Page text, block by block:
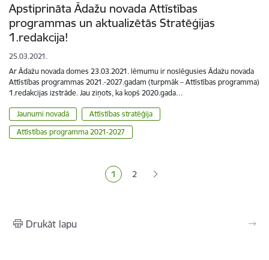
Apstiprināta Ādažu novada Attīstības
programmas un aktualizētās Stratēģijas
1.redakcija!
25.03.2021.
Ar Ādažu novada domes 23.03.2021. lēmumu ir noslēgusies Ādažu novada
Attīstības programmas 2021.-2027.gadam (turpmāk – Attīstības programma)
1.redakcijas izstrāde. Jau ziņots, ka kopš 2020.gada…
Jaunumi novadā
Attīstības stratēģija
Attīstības programma 2021-2027
Pašreizējā lapa
1 Lapa
2
Drukāt lapu